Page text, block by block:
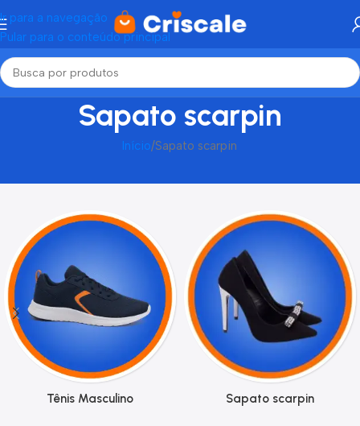
Ir para a navegação
Pular para o conteúdo principal
Sapato scarpin
Início Sapato scarpin
Tênis Masculino Sapato scarpin